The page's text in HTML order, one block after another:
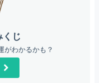
じ
がわかるかも？